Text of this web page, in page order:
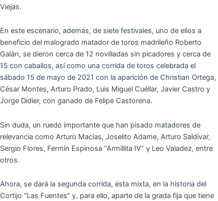
Viejas.
En este escenario, además, de siete festivales, uno de ellos a
beneficio del malogrado matador de toros madrileño Roberto
Galán, se dieron cerca de 12 novilladas sin picadores y cerca de
15 con caballos, así como una corrida de toros celebrada el
sábado 15 de mayo de 2021 con la aparición de Christian Ortega,
César Montes, Arturo Prado, Luis Miguel Cuéllar, Javier Castro y
Jorge Didier, con ganado de Felipe Castorena.
Sin duda, un ruedo importante que han pisado matadores de
relevancia como Arturo Macías, Joselito Adame, Arturo Saldívar,
Sergio Flores, Fermín Espinosa “Armillita IV” y Leo Valadez, entre
otros.
Ahora, se dará la segunda corrida, ésta mixta, en la historia del
Cortijo “Las Fuentes” y, para ello, aparte de la grada fija que tiene